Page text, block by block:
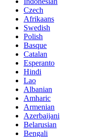
Czech
Afrikaans
Swedish
Polish
Basque
Catalan
Esperanto
Hindi
Lao
Albanian
Amharic
Armenian
Azerbaijani
Belarusian
Bengali